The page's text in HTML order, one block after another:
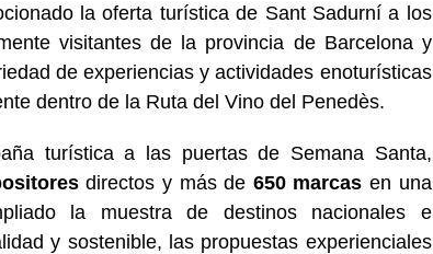
la oferta turística de Sant Sadurní a los
visitantes de la provincia de Barcelona y
de experiencias y actividades enoturísticas
dentro de la Ruta del Vino del Penedès.
turística a las puertas de Semana Santa,
directos y más de 650 marcas en una
la muestra de destinos nacionales e
y sostenible, las propuestas experienciales